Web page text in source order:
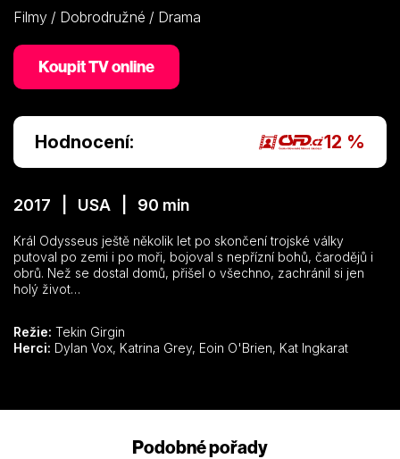
Filmy / Dobrodružné / Drama
Koupit TV online
Hodnocení: 12 %
2017 | USA | 90 min
Král Odysseus ještě několik let po skončení trojské války
putoval po zemi i po moři, bojoval s nepřízní bohů, čarodějů i
obrů. Než se dostal domů, přišel o všechno, zachránil si jen
holý život…
Režie: Tekin Girgin
Herci:
Dylan Vox, Katrina Grey, Eoin O'Brien, Kat Ingkarat
Podobné pořady